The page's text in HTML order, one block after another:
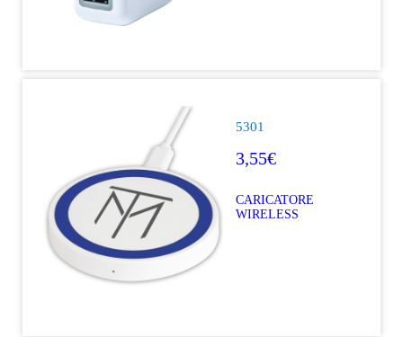
5301
3,55€
CARICATORE
WIRELESS